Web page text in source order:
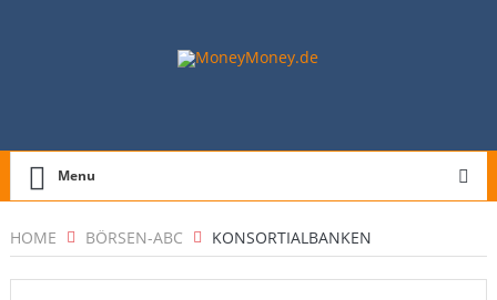
Menu
HOME BÖRSEN-ABC KONSORTIALBANKEN